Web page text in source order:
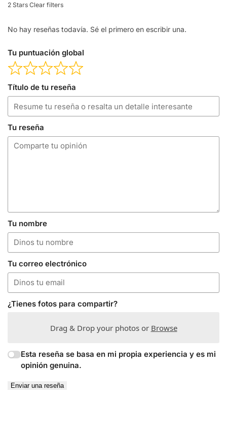
2 Stars Clear filters
No hay reseñas todavía. Sé el primero en escribir una.
Tu puntuación global
Título de tu reseña
Tu reseña
Tu nombre
Tu correo electrónico
¿Tienes fotos para compartir?
Drag & Drop your photos or Browse
Esta reseña se basa en mi propia experiencia y es mi
opinión genuina.
Enviar una reseña